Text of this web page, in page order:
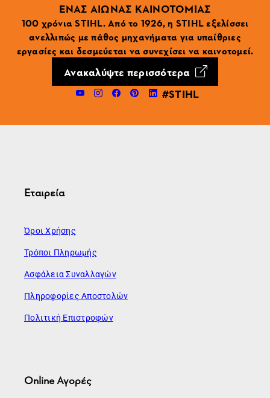
ΕΝΑΣ ΑΙΩΝΑΣ ΚΑΙΝΟΤΟΜΙΑΣ
100 χρόνια STIHL. Από το 1926, η STIHL εξελίσσει
ανελλιπώς με πάθος μηχανήματα για υπαίθριες
εργασίες και δεσμεύεται να συνεχίσει να καινοτομεί.
Ανακαλύψτε περισσότερα
#STIHL
Εταιρεία
Όροι Χρήσης
Τρόποι Πληρωμής
Ασφάλεια Συναλλαγών
Πληροφορίες Αποστολών
Πολιτική Επιστροφών
Online Αγορές